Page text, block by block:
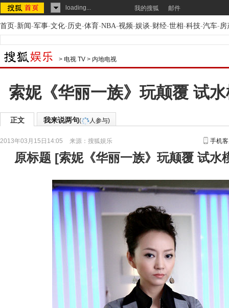
loading... 我的搜狐 邮件
首页-新闻-军事-文化-历史-体育-NBA-视频-娱谈-财经-世相-科技-汽车-房
> 电视 TV > 内地电视
索妮《华丽一族》玩颠覆 试
正文 我来说两句( 人参与)
2013年03月15日14:05 来源： 搜狐娱乐 手机
原标题 [索妮《华丽一族》玩颠覆 试水